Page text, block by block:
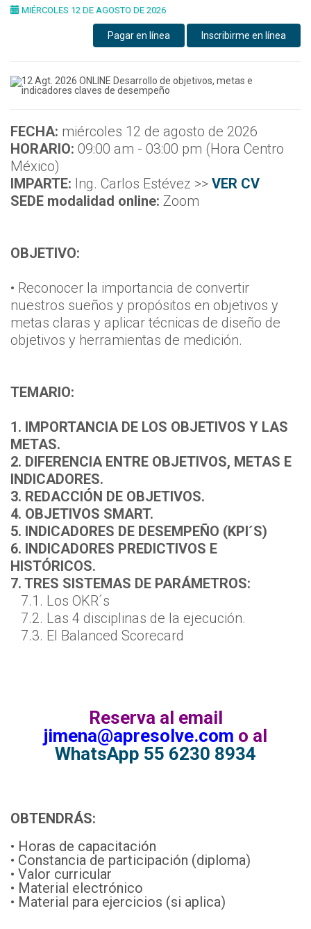
MIÉRCOLES 12 DE AGOSTO DE 2026
Pagar en línea Inscribirme en línea
FECHA: miércoles 12 de agosto de 2026
HORARIO: 09:00 am - 03:00 pm (Hora Centro
México)
IMPARTE: Ing. Carlos Estévez >> VER CV
SEDE modalidad online: Zoom
OBJETIVO:
• Reconocer la importancia de convertir
nuestros sueños y propósitos en objetivos y
metas claras y aplicar técnicas de diseño de
objetivos y herramientas de medición.
TEMARIO:
1. IMPORTANCIA DE LOS OBJETIVOS Y LAS
METAS.
2. DIFERENCIA ENTRE OBJETIVOS, METAS E
INDICADORES.
3. REDACCIÓN DE OBJETIVOS.
4. OBJETIVOS SMART.
5. INDICADORES DE DESEMPEÑO (KPI´S)
6. INDICADORES PREDICTIVOS E
HISTÓRICOS.
7. TRES SISTEMAS DE PARÁMETROS:
7.1. Los OKR´s
7.2. Las 4 disciplinas de la ejecución.
7.3. El Balanced Scorecard
Reserva al email
jimena@apresolve.com o al
WhatsApp 55 6230 8934
OBTENDRÁS:
• Horas de capacitación
• Constancia de participación (diploma)
• Valor curricular
• Material electrónico
• Material para ejercicios (si aplica)